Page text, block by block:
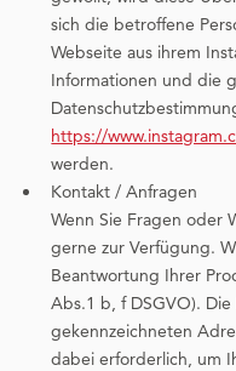
sich die betroffene
Webseite aus ihrem
Informationen und die
https://
werden.
Kontakt / Anfragen
Wenn Sie Fragen oder
gerne zur Verfügung.
Beantwortung Ihrer
Abs.1 b, f DSGVO).
gekennzeichneten
dabei erforderlich, um